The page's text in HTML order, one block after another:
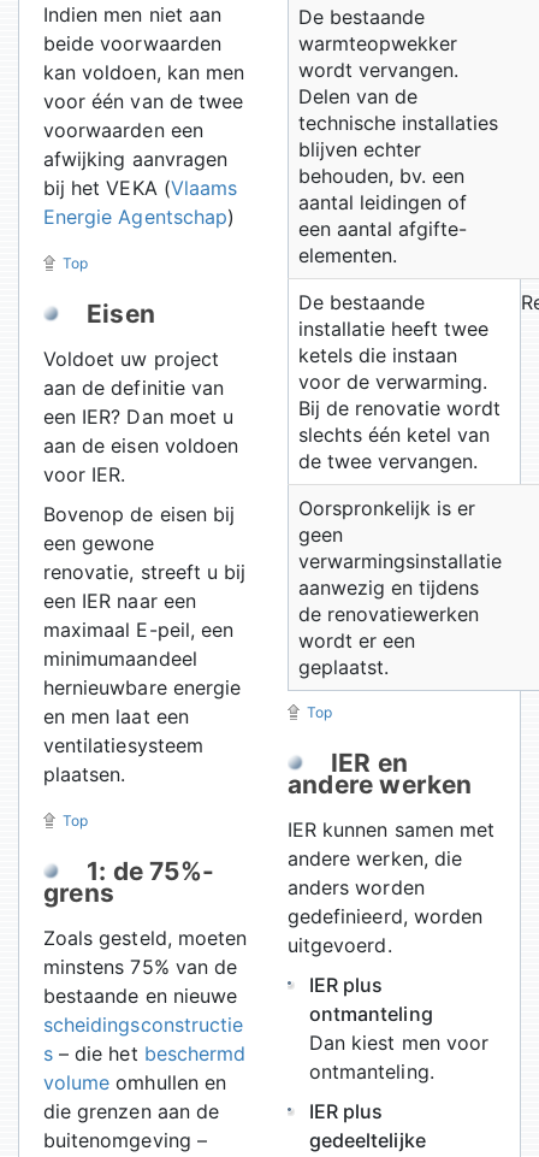
Indien men niet aan
beide voorwaarden
kan voldoen, kan men
voor één van de twee
voorwaarden een
afwijking aanvragen
bij het VEKA (Vlaams
Energie Agentschap)
Top
Eisen
Voldoet uw project
aan de definitie van
een IER? Dan moet u
aan de eisen voldoen
voor IER.
Bovenop de eisen bij
een gewone
renovatie, streeft u bij
een IER naar een
maximaal E-peil, een
minimumaandeel
hernieuwbare energie
en men laat een
ventilatiesysteem
plaatsen.
Top
1: de 75%-
grens
Zoals gesteld, moeten
minstens 75% van de
bestaande en nieuwe
scheidingsconstructie
s – die het beschermd
volume omhullen en
die grenzen aan de
buitenomgeving –
De bestaande
warmteopwekker
wordt vervangen.
Delen van de
technische installaties
blijven echter
behouden, bv. een
aantal leidingen of
een aantal afgifte-
elementen.
De bestaande
installatie heeft twee
ketels die instaan
voor de verwarming.
Bij de renovatie wordt
slechts één ketel van
de twee vervangen.
Oorspronkelijk is er
geen
verwarmingsinstallatie
aanwezig en tijdens
de renovatiewerken
wordt er een
geplaatst.
Top
IER en
andere werken
IER kunnen samen met
andere werken, die
anders worden
gedefinieerd, worden
uitgevoerd.
IER plus
ontmanteling
Dan kiest men voor
ontmanteling.
IER plus
gedeeltelijke